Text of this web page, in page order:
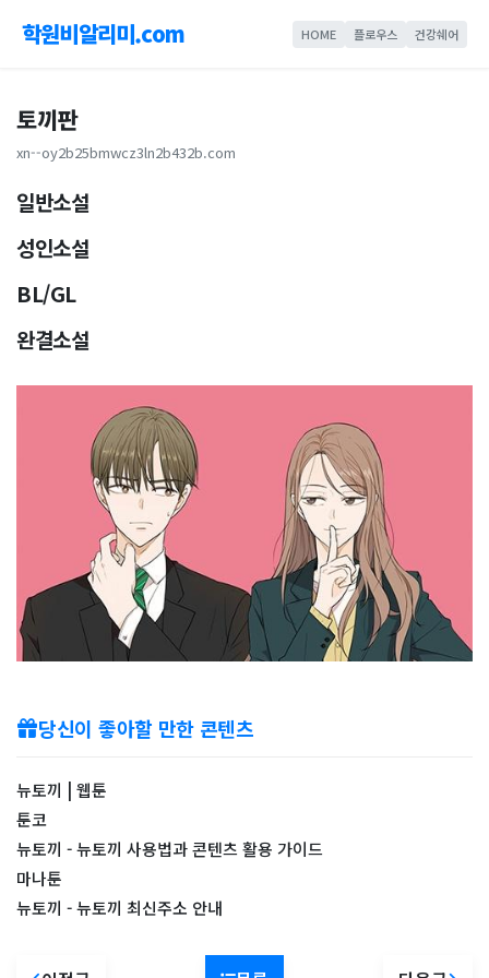
학원비알리미.com HOME 플로우스 건강쉐어
토끼판
xn--oy2b25bmwcz3ln2b432b.com
일반소설
성인소설
BL/GL
완결소설
당신이 좋아할 만한 콘텐츠
뉴토끼 | 웹툰
툰코
뉴토끼 - 뉴토끼 사용법과 콘텐츠 활용 가이드
마나툰
뉴토끼 - 뉴토끼 최신주소 안내